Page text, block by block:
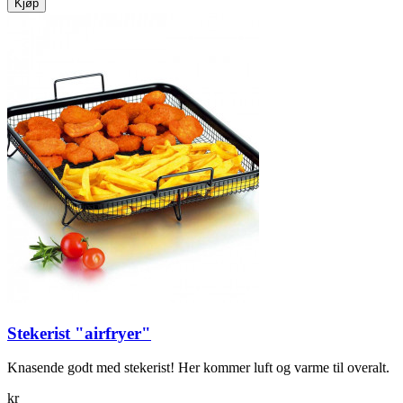
Kjøp
Stekerist "airfryer"
Knasende godt med stekerist! Her kommer luft og varme til overalt.
kr